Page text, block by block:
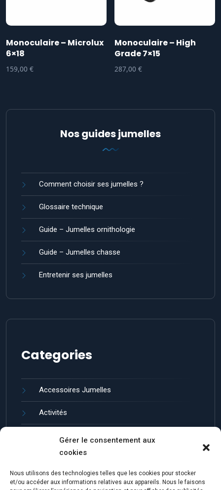
Gérer le consentement aux
cookies
Nous utilisons des technologies telles que les cookies pour stocker
et/ou accéder aux informations relatives aux appareils. Nous le faisons
Monoculaire – Microlux
6×18
159,00 €
Monoculaire – High
Grade 7×15
287,00€
Nos guides jumelles
Comment choisir ses jumelles ?
Glossaire technique
Guide – Jumelles ornithologie
Guide – Jumelles chasse
Entretenir ses jumelles
Categories
Accessoires Jumelles
Activités
Guides et entretien
Marques de Jumelles